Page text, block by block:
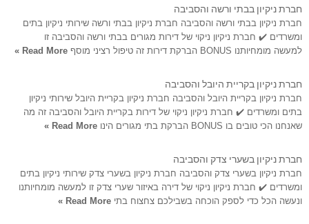
חברת ניקיון בבתי ורשה והסביבה
חברת ניקיון בבתי ורשה והסביבה חברת ניקיון בבתי ורשה שירותי ניקיון בתים
ומשרדים ✔️ חברת ניקיון ניקוי של דירות מגורים בבתי ורשה והסביבה זו
למעשה מומחיותנו BONUS הברקת דירות זה טיפול רציני מוסף
Read More »
חברת ניקיון בקריית היובל והסביבה
חברת ניקיון בקריית היובל והסביבה חברת ניקיון בקריית היובל שירותי ניקיון
בתים ומשרדים ✔️ חברת ניקיון ניקוי של דירות בקריית היובל והסביבה זה מה
שאנחנו הכי טובים בו BONUS הברקת בתי מגורים הינו
Read More »
חברת ניקיון בשערי צדק והסביבה
חברת ניקיון בשערי צדק והסביבה חברת ניקיון בשערי צדק שירותי ניקיון בתים
ומשרדים ✔️ חברת ניקיון ניקוי של דירה באיזור שערי צדק זו למעשה מומחיותנו
ונעשה הכל כדי לספק הוכחה בשבילכם צחצוח בתי Read More »